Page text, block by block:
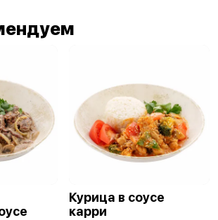
Курица в соусе
карри